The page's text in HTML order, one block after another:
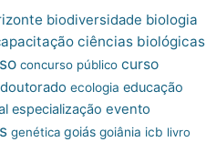
biodiversidade biologia
ciências biológicas
concurso público curso
doutorado ecologia educação
especialização evento
genética goiás goiânia icb livro